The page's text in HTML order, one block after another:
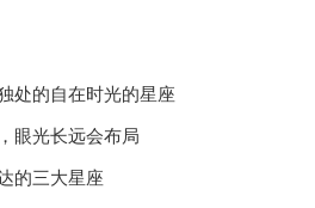
处的自在时光的星座
眼光长远会布局
的三大星座